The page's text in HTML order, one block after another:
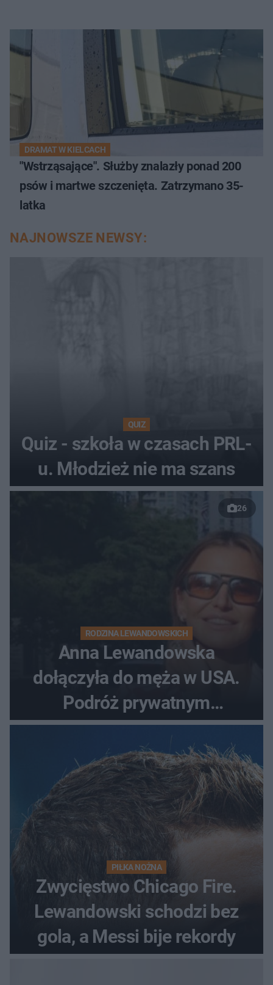
DRAMAT W KIELCACH
"Wstrząsające". Służby znalazły ponad 200
psów i martwe szczenięta. Zatrzymano 35-
latka
NAJNOWSZE NEWSY:
QUIZ
Quiz - szkoła w czasach PRL-
u. Młodzież nie ma szans
26
RODZINA LEWANDOWSKICH
Anna Lewandowska
dołączyła do męża w USA.
Podróż prywatnym
odrzutowcem to dopiero
początek!
PIŁKA NOŻNA
Zwycięstwo Chicago Fire.
Lewandowski schodzi bez
gola, a Messi bije rekordy